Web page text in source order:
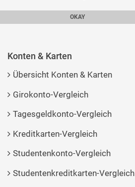
OKAY
Konten & Karten
Übersicht Konten & Karten
Girokonto-Vergleich
Tagesgeldkonto-Vergleich
Kreditkarten-Vergleich
Studentenkonto-Vergleich
Studentenkreditkarten-Vergleich